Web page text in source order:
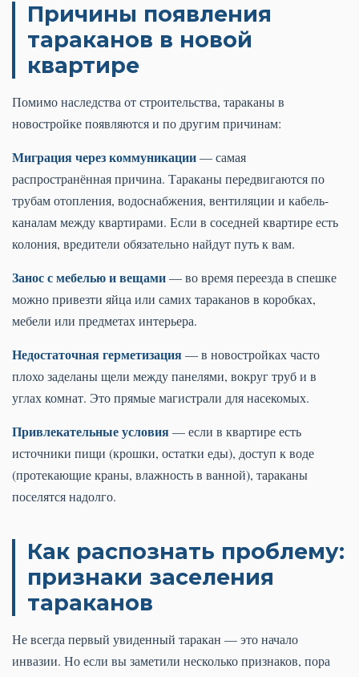
Причины появления
тараканов в новой
квартире
Помимо наследства от строительства, тараканы в
новостройке появляются и по другим причинам:
Миграция через коммуникации— самая
распространённая причина. Тараканы передвигаются по
трубам отопления, водоснабжения, вентиляции и кабель-
каналам между квартирами. Если в соседней квартире есть
колония, вредители обязательно найдут путь к вам.
Занос с мебелью и вещами— во время переезда в спешке
можно привезти яйца или самих тараканов в коробках,
мебели или предметах интерьера.
Недостаточная герметизация— в новостройках часто
плохо заделаны щели между панелями, вокруг труб и в
углах комнат. Это прямые магистрали для насекомых.
Привлекательные условия— если в квартире есть
источники пищи (крошки, остатки еды), доступ к воде
(протекающие краны, влажность в ванной), тараканы
поселятся надолго.
Как распознать проблему:
признаки заселения
тараканов
Не всегда первый увиденный таракан — это начало
инвазии. Но если вы заметили несколько признаков, пора